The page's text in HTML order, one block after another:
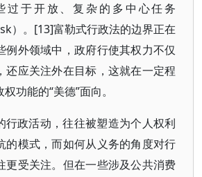
过于开放、复杂的多中心任务
）。[13]富勒式行政法的边界正在
例外领域中，政府行使其权力不仅
还应关注外在目标，这就在一定程
功能的“美德”面向。
行政活动，往往被塑造为个人权利
的模式，而如何从义务的角度对行
更受关注。但在一些涉及公共消费